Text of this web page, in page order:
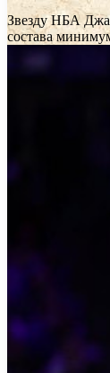
Звезду НБА Джа
состава